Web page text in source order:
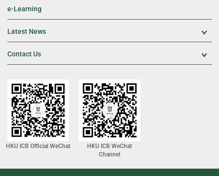
e-Learning
Latest News
Contact Us
HKU ICB Official WeChat
HKU ICB WeChat
Channel